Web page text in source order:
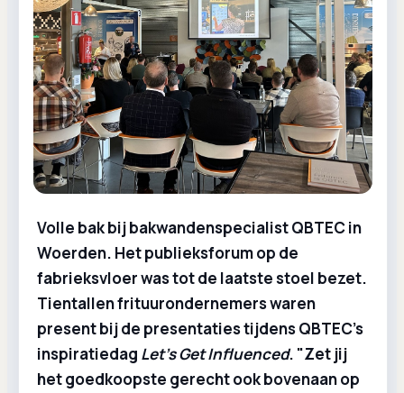
Volle bak bij bakwandenspecialist QBTEC in
Woerden. Het publieksforum op de
fabrieksvloer was tot de laatste stoel bezet.
Tientallen frituurondernemers waren
present bij de presentaties tijdens QBTEC's
inspiratiedag Let’s Get Influenced. "Zet jij
het goedkoopste gerecht ook bovenaan op